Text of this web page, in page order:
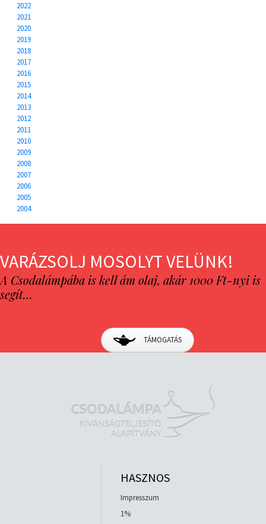
2022
2021
2020
2019
2018
2017
2016
2015
2014
2013
2012
2011
2010
2009
2008
2007
2006
2005
2004
VARÁZSOLJ MOSOLYT VELÜNK!
A Csodalámpába is kell ám olaj, akár 1000 Ft-nyi is
segít…
TÁMOGATÁS
HASZNOS
Impresszum
1%